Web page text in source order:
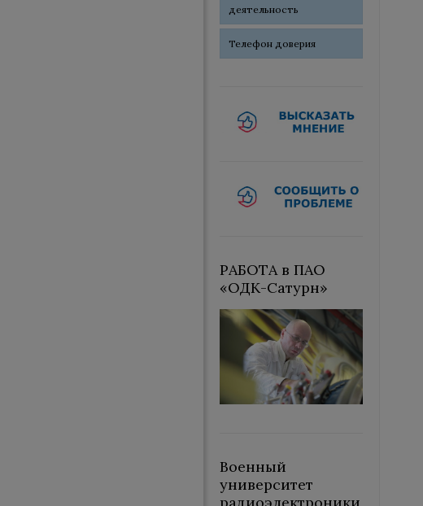
деятельность
Телефон доверия
РАБОТА в ПАО
«ОДК-Сатурн»
Военный
университет